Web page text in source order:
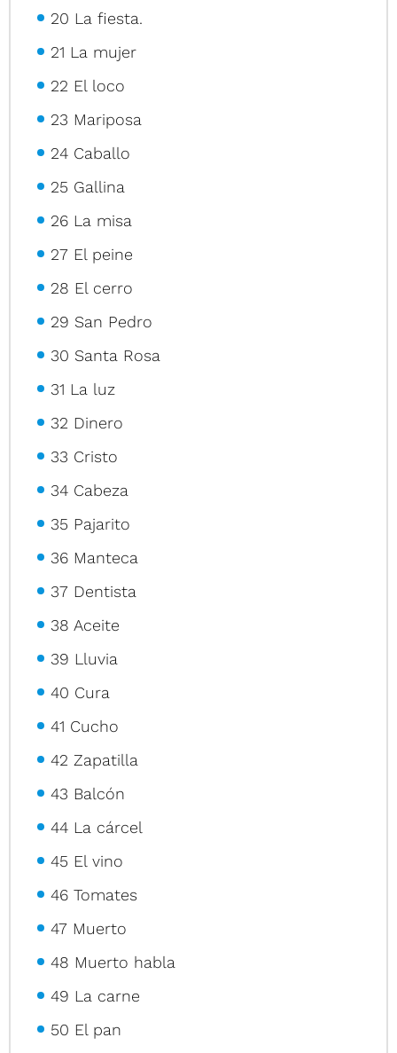
20 La fiesta.
21 La mujer
22 El loco
23 Mariposa
24 Caballo
25 Gallina
26 La misa
27 El peine
28 El cerro
29 San Pedro
30 Santa Rosa
31 La luz
32 Dinero
33 Cristo
34 Cabeza
35 Pajarito
36 Manteca
37 Dentista
38 Aceite
39 Lluvia
40 Cura
41 Cucho
42 Zapatilla
43 Balcón
44 La cárcel
45 El vino
46 Tomates
47 Muerto
48 Muerto habla
49 La carne
50 El pan